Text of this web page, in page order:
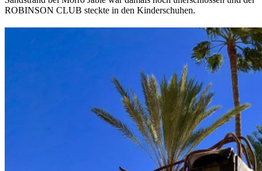
ROBINSON CLUB steckte in den Kinderschuhen.